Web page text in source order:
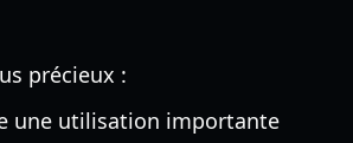
précieux :
une utilisation importante